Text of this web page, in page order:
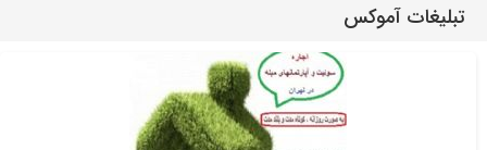
تبلیغات آموکس